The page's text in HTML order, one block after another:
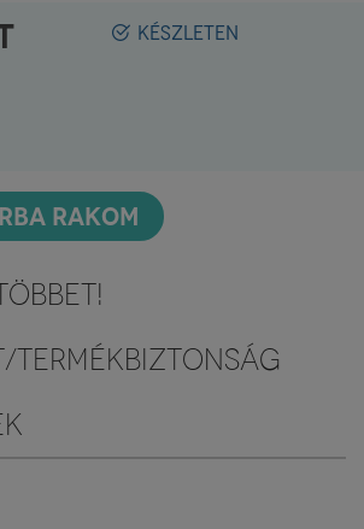
KÉSZLETEN
RAKOM